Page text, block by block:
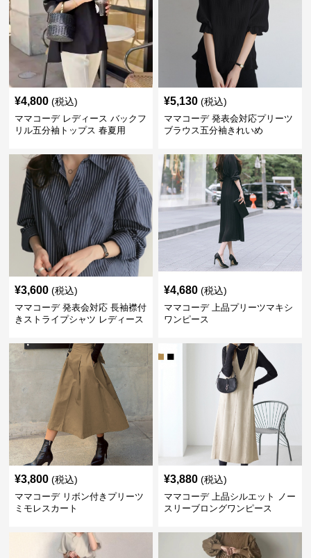
¥4,800 (税込)
ママコーデ レディース バックフ
リル五分袖トップス 春夏用
¥5,130 (税込)
ママコーデ 発表会対応プリーツ
ブラウス五分袖きれいめ
¥3,600 (税込)
ママコーデ 発表会対応 長袖襟付
きストライプシャツ レディース
¥4,680 (税込)
ママコーデ 上品プリーツマキシ
ワンピース
¥3,800 (税込)
ママコーデ リボン付きプリーツ
ミモレスカート
¥3,880 (税込)
ママコーデ 上品シルエット ノー
スリーブロングワンピース